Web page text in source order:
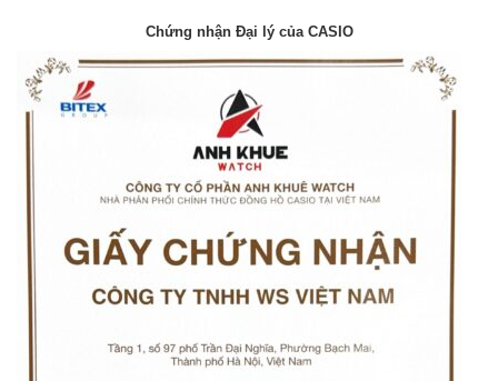
Chứng nhận Đại lý của CASIO